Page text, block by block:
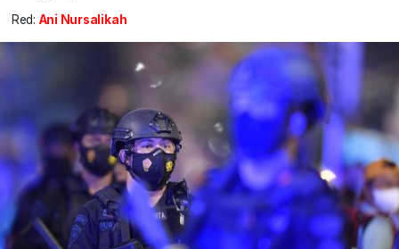
Red: Ani Nursalikah